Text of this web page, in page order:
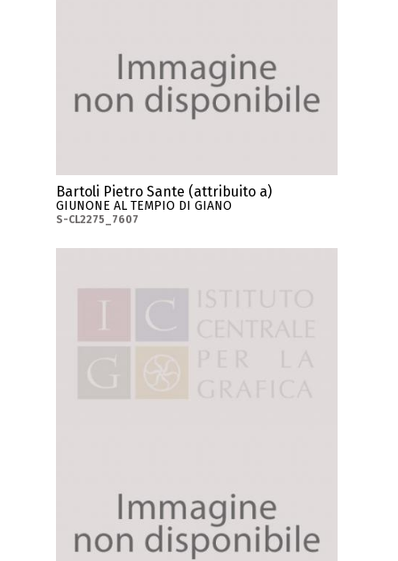
Bartoli Pietro Sante (attribuito a)
GIUNONE AL TEMPIO DI GIANO
S-CL2275_7607